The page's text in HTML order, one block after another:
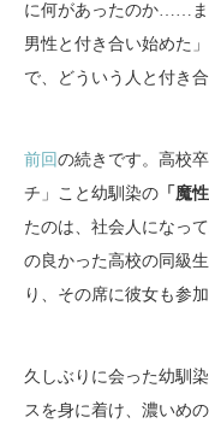
に何があったのか……ま
男性と付き合い始めた
で、どういう人と付き
前回の続きです。高校
チ」こと幼馴染の 「魔
たのは、社会人になっ
の良かった高校の同級
り、その席に彼女も参
久しぶりに会った幼馴
スを身に着け、濃いめ